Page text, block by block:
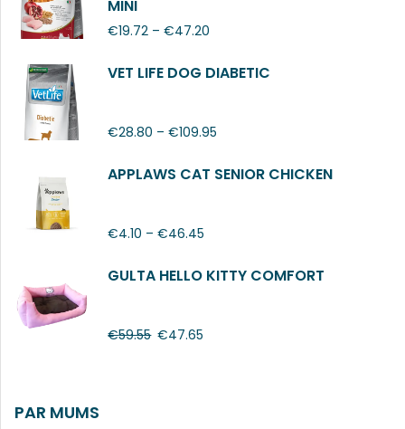
MINI
€19.72 – €47.20
VET LIFE DOG DIABETIC
€28.80 – €109.95
APPLAWS CAT SENIOR CHICKEN
€4.10 – €46.45
GULTA HELLO KITTY COMFORT
€59.55 €47.65
PAR MUMS